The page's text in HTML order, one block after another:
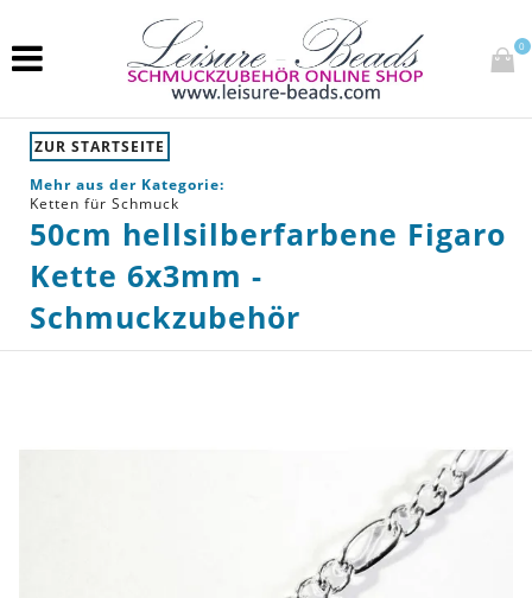
0
ZUR STARTSEITE
Mehr aus der Kategorie:
Ketten für Schmuck
50cm hellsilberfarbene Figaro
Kette 6x3mm -
Schmuckzubehör